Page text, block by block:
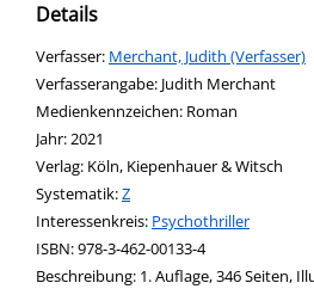
Details
Verfasser: Suche nach diesem Verfasser
Merchant, Judith (Verfasser)
Verfasserangabe: Judith Merchant
Medienkennzeichen: Roman
Jahr:2021
Verlag: Köln, Kiepenhauer & Witsch
opens in new tab
Diesen Link in neuem Tab öffnen
Systematik:Suche nach dieser
Z
Interessenkreis: Suche nach diesem
Psychothriller
ISBN:978-3-462-00133-4
Beschreibung: 1. Auflage, 346 Seiten,